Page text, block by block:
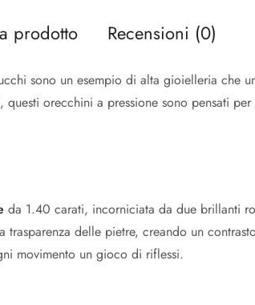
prodotto Recensioni (0)
sono un esempio di alta gioielleria che
, questi orecchini a pressione sono pensati
da 1.40 carati, incorniciata da due brillanti
delle pietre, creando un
movimento un gioco di riflessi.